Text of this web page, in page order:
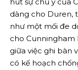
dàng cho Duren,
như một mối đe
cho Cunningham
giữa việc ghi bàn
có kế hoạch